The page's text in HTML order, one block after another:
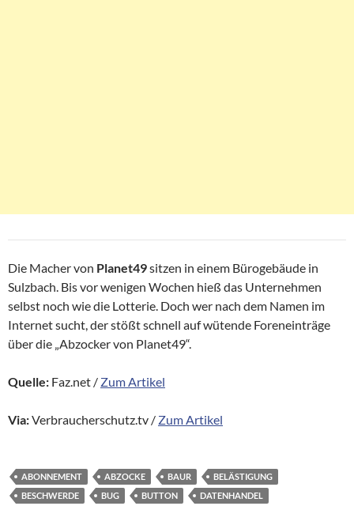
Die Macher von Planet49sitzen in einem Bürogebäude in
Sulzbach. Bis vor wenigen Wochen hieß das Unternehmen
selbst noch wie die Lotterie. Doch wer nach dem Namen im
Internet sucht, der stößt schnell auf wütende Foreneinträge
über die „Abzocker von Planet49“.
Quelle: Faz.net / Zum Artikel
Via:Verbraucherschutz.tv / Zum Artikel
ABONNEMENT ABZOCKE BAUR
BELÄSTIGUNG
BESCHWERDE
BUG BUTTON
DATENHANDEL